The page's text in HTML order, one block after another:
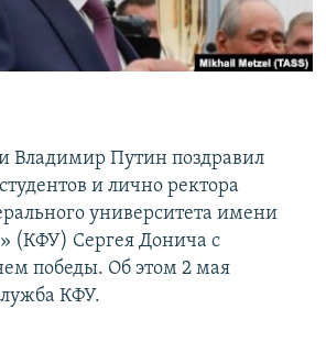
Владимир Путин поздравил
и лично ректора
университета имени
(КФУ) Сергея Донича с
победы. Об этом 2 мая
КФУ.